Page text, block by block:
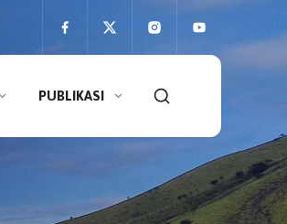
PUBLIKASI